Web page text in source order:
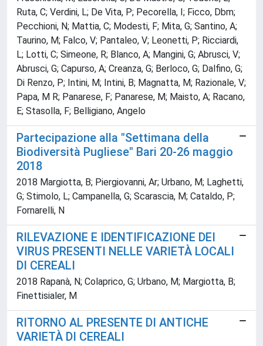
Ruta, C; Verdini, L; De Vita, P; Pecorella, I; Ficco, Dbm;
Pecchioni, N; Mattia, C; Modesti, F; Mita, G; Santino, A;
Taurino, M; Falco, V; Pantaleo, V; Leonetti, P; Ricciardi,
L; Lotti, C; Simeone, R; Blanco, A; Mangini, G; Abrusci, V;
Abrusci, G; Capurso, A; Creanza, G; Berloco, G; Dalfino, G;
Di Renzo, P; Intini, M; Intini, B; Magnatta, M; Razionale, V;
Papa, M R; Panarese, F; Panarese, M; Maisto, A; Racano,
E; Stasolla, F; Belligiano, Angelo
Partecipazione alla "Settimana della
Biodiversità Pugliese" Bari 20-26 maggio
2018
2018 Margiotta, B; Piergiovanni, Ar; Urbano, M; Laghetti,
G; Stimolo, L; Campanella, G; Scarascia, M; Cataldo, P;
Fornarelli, N
RILEVAZIONE E IDENTIFICAZIONE DEI
VIRUS PRESENTI NELLE VARIETÀ LOCALI
DI CEREALI
2018 Rapanà, N; Colaprico, G; Urbano, M; Margiotta, B;
Finettisialer, M
RITORNO AL PRESENTE DI ANTICHE
VARIETÀ DI CEREALI